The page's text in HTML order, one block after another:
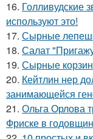
16. Голливудские
используют это!
17. Сырные
18. Салат
19. Сырные
20. Кейтлин нер
занимающейся
21. Ольга Орлова
Фриске в